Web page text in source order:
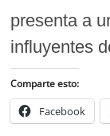
presenta a
influyentes
Comparte esto:
Facebook